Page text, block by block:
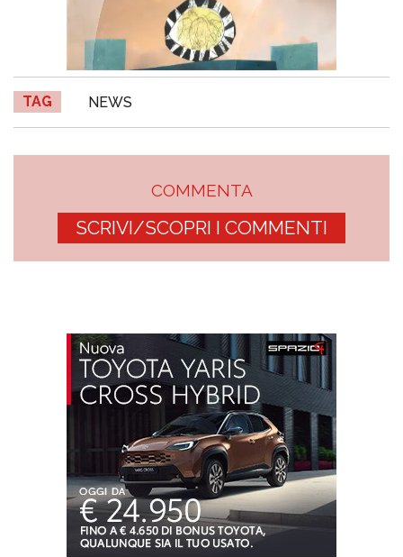
TAG NEWS
COMMENTA
SCRIVI/SCOPRI I COMMENTI